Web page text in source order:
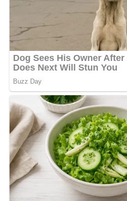
Rezept-Bewertung
4.3/5(76 Bewertung)